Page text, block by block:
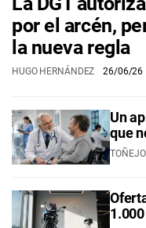
por el arcén,
la nueva regla
HUGO HERNÁNDEZ 26/06/26
Un
que